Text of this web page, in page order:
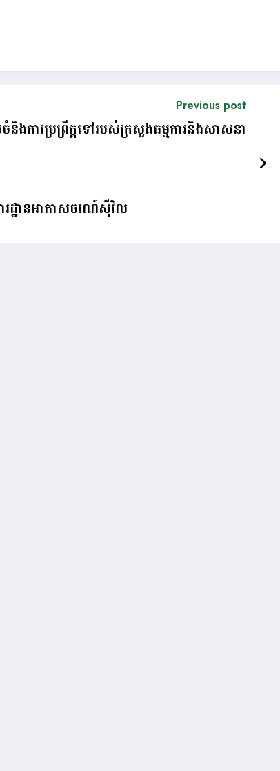
Previous post
និងការប្រព្រឹត្តទៅរបស់ក្រសួងធម្មការនិងសាសនា
ារដ្ឋានអាកាសចរណ៍ស៊ីវិល